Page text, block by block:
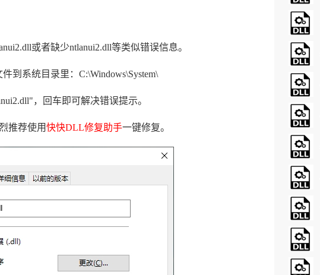
或者缺少ntlanui2.dll等类似错误信息。
到系统目录里：C:\Windows\System\
，回车即可解决错误提示。
推荐使用快快DLL修复助手一键修复。